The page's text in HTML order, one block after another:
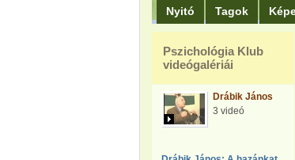
Nyitó Tagok
Pszichológia Klub
videógalériái
Drábik János
3 videó